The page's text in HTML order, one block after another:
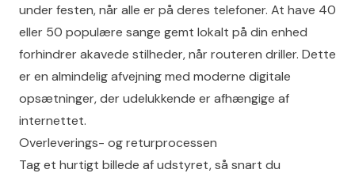
under festen, når alle er på deres telefoner. At have 40
eller 50 populære sange gemt lokalt på din enhed
forhindrer akavede stilheder, når routeren driller. Dette
er en almindelig afvejning med moderne digitale
opsætninger, der udelukkende er afhængige af
internettet.
Overleverings- og returprocessen
Tag et hurtigt billede af udstyret, så snart du